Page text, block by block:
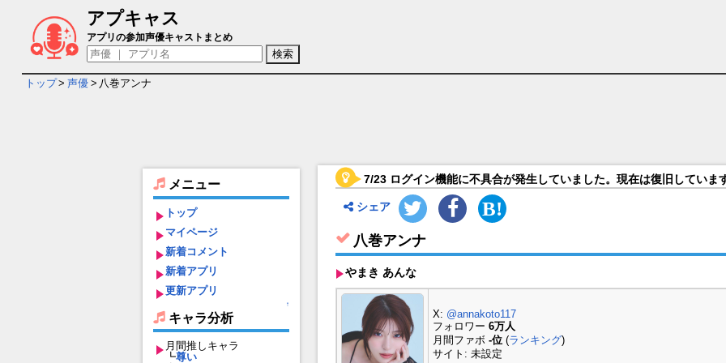
アプキャス
八巻アンナ - 担当ゲームキャラ一覧情報
アプリの参加声優キャストまとめ
トップ> 声優 > 八巻アンナ
メニュー
トップ
マイページ
新着コメント
新着アプリ
更新アプリ
↑
キャラ分析
月間推しキャラ
┗尊い
7/23 ログイン機能に不具合が発生していました。現在は復旧していま
シェア
八巻アンナ
やまき あんな
X: @annakoto117
フォロワー 6万人
月間ファボ -位(ランキング)
サイト: 未設定